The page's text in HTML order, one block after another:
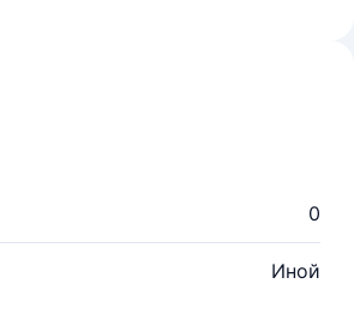
0
Иной